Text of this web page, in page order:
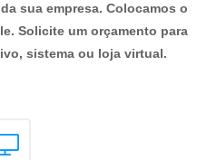
sua empresa. Colocamos o
Solicite um orçamento para
sistema ou loja virtual.